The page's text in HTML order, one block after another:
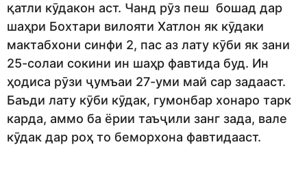
қатли кӯдакон аст. Чанд рӯз пеш бошад дар
шаҳри Бохтари вилояти Хатлон як кӯдаки
мактабхони синфи 2, пас аз лату кӯби як зани
25-солаи сокини ин шаҳр фавтида буд. Ин
ҳодиса рӯзи ҷумъаи 27-уми май сар задааст.
Баъди лату кӯби кӯдак, гумонбар хонаро тарк
карда, аммо ба ёрии таъҷили занг зада, вале
кӯдак дар роҳ то беморхона фавтидааст.